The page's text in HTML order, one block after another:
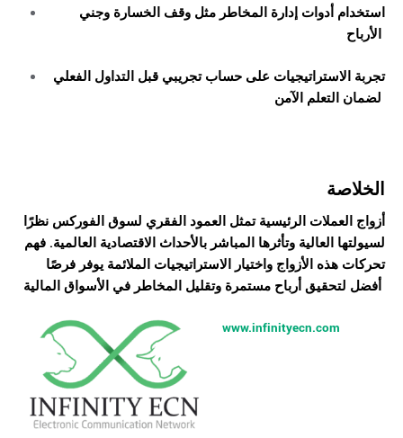
استخدام أدوات إدارة المخاطر مثل وقف الخسارة وجني
تجربة الاستراتيجيات على حساب تجريبي قبل التداول الفعلي
الخلاصة
أزواج العملات الرئيسية تمثل العمود الفقري لسوق الفوركس نظرًا
لسيولتها العالية وتأثرها المباشر بالأحداث الاقتصادية العالمية. فهم
تحركات هذه الأزواج واختيار الاستراتيجيات الملائمة يوفر فرصًا
www.infinityecn.com